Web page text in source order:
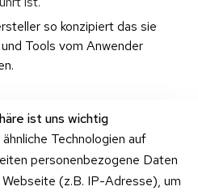
so konzipiert das sie
Tools vom Anwender
ist uns wichtig
Technologien auf
personenbezogene Daten
(z.B. IP-Adresse), um
Support
Hersteller
Zahlung
und